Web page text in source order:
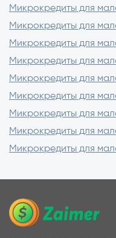
— влияет на
Микрокредиты для
Микрокредиты для
Микрокредиты для
Микрокредиты для
Микрокредиты для
Микрокредиты для
Микрокредиты для
Микрокредиты для
Микрокредиты для